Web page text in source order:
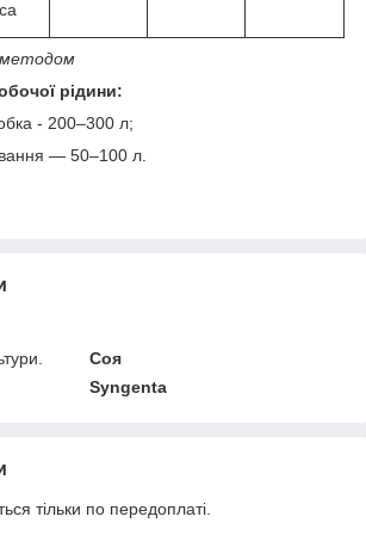
рідини:
- 200–300 л;
— 50–100 л.
Соя
Syngenta
тільки по передоплаті.